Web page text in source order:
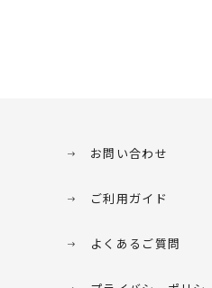
お問い合わせ
ご利用ガイド
よくあるご質問